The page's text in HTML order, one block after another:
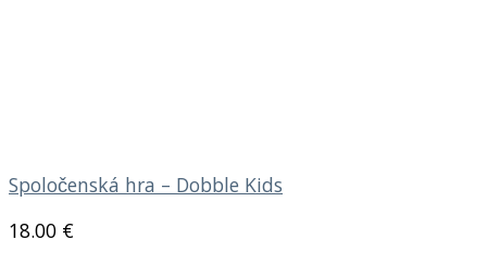
Spoločenská hra – Dobble Kids
18.00 €